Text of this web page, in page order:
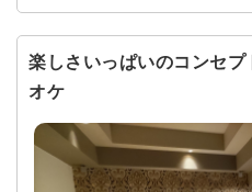
楽しさいっぱいのコンセプ
オケ